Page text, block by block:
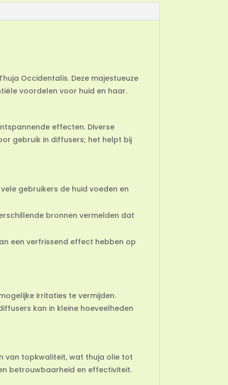
Occidentalis. Deze majestueuze
voordelen voor huid en haar.
effecten. Diverse
gebruik in diffusers; het helpt bij
gebruikers de huid voeden en
bronnen vermelden dat
een verfrissend effect hebben op
irritaties te vermijden.
kan in kleine hoeveelheden
van topkwaliteit, wat thuja olie tot
betrouwbaarheid en effectiviteit.